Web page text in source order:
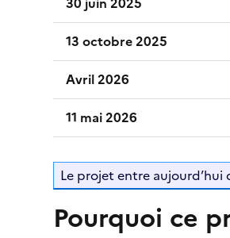
13 octobre 2025
Avril 2026
11 mai 2026
Le projet entre aujourd’hui
Pourquoi ce